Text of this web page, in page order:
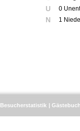
U 0
N 1
Besucherstatistik